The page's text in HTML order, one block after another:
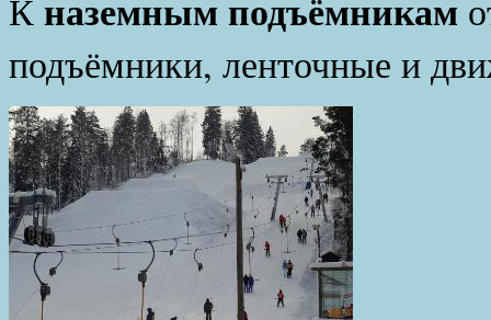
К
подъёмники, ленточные и